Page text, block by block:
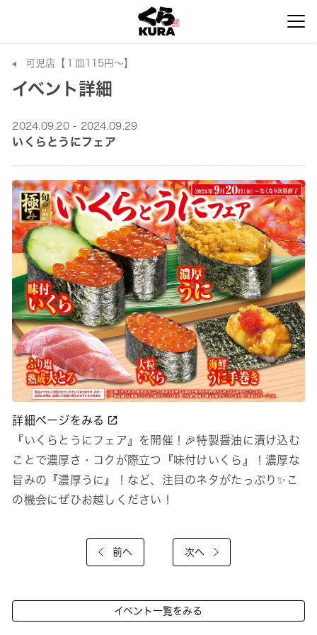
可児店【１皿115円～】
イベント詳細
2024.09.20 - 2024.09.29
いくらとうにフェア
詳細ページをみる
『いくらとうにフェア』を開催！🎉特製醤油に漬け込む
ことで濃厚さ・コクが際立つ『味付けいくら』！濃厚な
旨みの『濃厚うに』！など、注目のネタがたっぷり✨こ
の機会にぜひお越しください！
前へ 次へ
イベント一覧をみる